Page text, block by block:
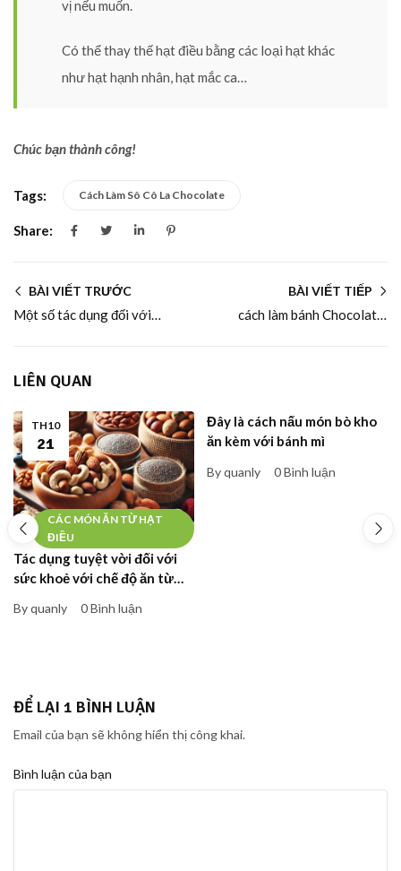
vị nếu muốn.
Có thể thay thế hạt điều bằng các loại hạt khác
như hạt hạnh nhân, hạt mắc ca…
Chúc bạn thành công!
Tags: Cách Làm Sô Cô La Chocolate
Share:
BÀI VIẾT TRƯỚC
Một số tác dụng đối với làm đẹp của hạt điều
BÀI VIẾT TIẾP
cách làm bánh Chocolate Brownie với hạt điều
LIÊN QUAN
CÁC MÓN ĂN TỪ HẠT
ĐIỀU
TH10
21
Tác dụng tuyệt vời đối với
sức khoẻ với chế độ ăn từ
By quanly 0 Bình luận
Đây là cách nấu món bò kho
ăn kèm với bánh mì
By quanly 0 Bình luận
ĐỂ LẠI 1 BÌNH LUẬN
Email của bạn sẽ không hiển thị công khai.
Bình luận của bạn